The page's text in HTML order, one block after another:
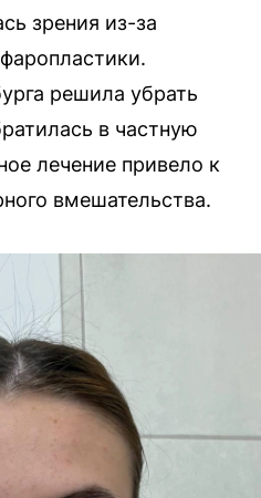
зрения из-за
решила убрать
в частную
лечение привело к
вмешательства.